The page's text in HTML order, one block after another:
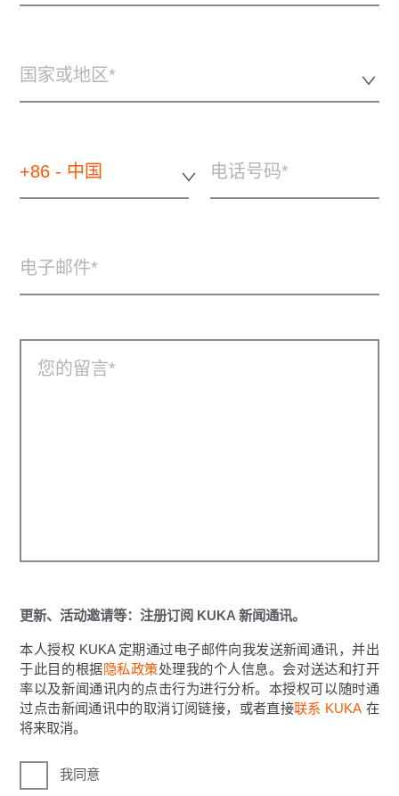
国家或地区*
+86 - 中国 电话号码
电子邮件
您的留言
更新、活动邀请等：注册订阅 KUKA 新闻通讯。
本人授权 KUKA 定期通过电子邮件向我发送新闻通讯，并出
于此目的根据隐私政策处理我的个人信息。会对送达和打开
率以及新闻通讯内的点击行为进行分析。本授权可以随时通
过点击新闻通讯中的取消订阅链接，或者直接联系 KUKA 在
将来取消。
我同意